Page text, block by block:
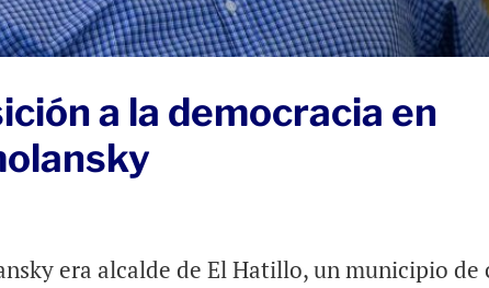
a la democracia en
era alcalde de El Hatillo, un municipio de